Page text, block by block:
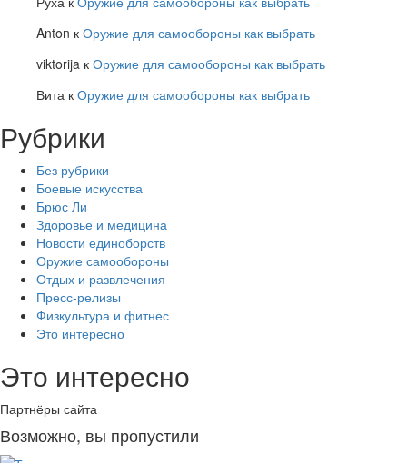
Anton к Оружие для самообороны как выбрать
viktorija к Оружие для самообороны как выбрать
Вита к Оружие для самообороны как выбрать
Рубрики
Без рубрики
Боевые искусства
Брюс Ли
Здоровье и медицина
Новости единоборств
Оружие самообороны
Отдых и развлечения
Пресс-релизы
Физкультура и фитнес
Это интересно
Это интересно
Партнёры сайта
Возможно, вы пропустили